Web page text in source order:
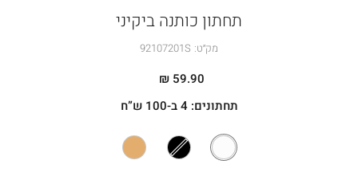
תחתון כותנה ביקיני
מק״ט: 92107201S
59.90 ₪
תחתונים: 4 ב-100 ש”ח